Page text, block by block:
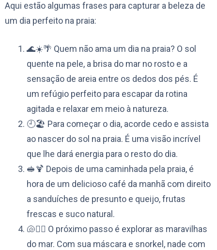
Aqui estão algumas frases para capturar a beleza de
um dia perfeito na praia:
🌊☀️🌴 Quem não ama um dia na praia? O sol
quente na pele, a brisa do mar no rosto e a
sensação de areia entre os dedos dos pés. É
um refúgio perfeito para escapar da rotina
agitada e relaxar em meio à natureza.
🕘🏖️ Para começar o dia, acorde cedo e assista
ao nascer do sol na praia. É uma visão incrível
que lhe dará energia para o resto do dia.
🥪🍹 Depois de uma caminhada pela praia, é
hora de um delicioso café da manhã com direito
a sanduíches de presunto e queijo, frutas
frescas e suco natural.
🐚🧜‍♀️ O próximo passo é explorar as maravilhas
do mar. Com sua máscara e snorkel, nade com